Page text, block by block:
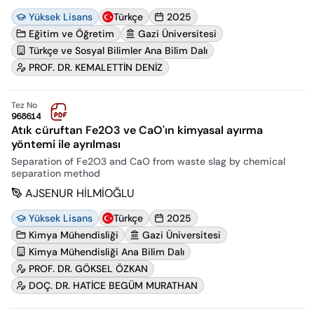
Yüksek Lisans Türkçe
2025
Eğitim ve Öğretim
Gazi Üniversitesi
Türkçe ve Sosyal Bilimler Ana Bilim Dalı
PROF. DR. KEMALETTİN DENİZ
Tez No
968614
Atık cüruftan Fe2O3 ve CaO'ın kimyasal ayırma
yöntemi ile ayrılması
Separation of Fe2O3 and CaO from waste slag by chemical
separation method
AJSENUR HİLMİOĞLU
Yüksek Lisans Türkçe
2025
Kimya Mühendisliği
Gazi Üniversitesi
Kimya Mühendisliği Ana Bilim Dalı
PROF. DR. GÖKSEL ÖZKAN
DOÇ. DR. HATİCE BEGÜM MURATHAN